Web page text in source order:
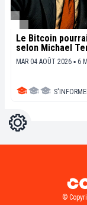
Le Bitcoin
selon Michael
MAR 04 AOÛT 2026 ▪ 6
Réglages
©